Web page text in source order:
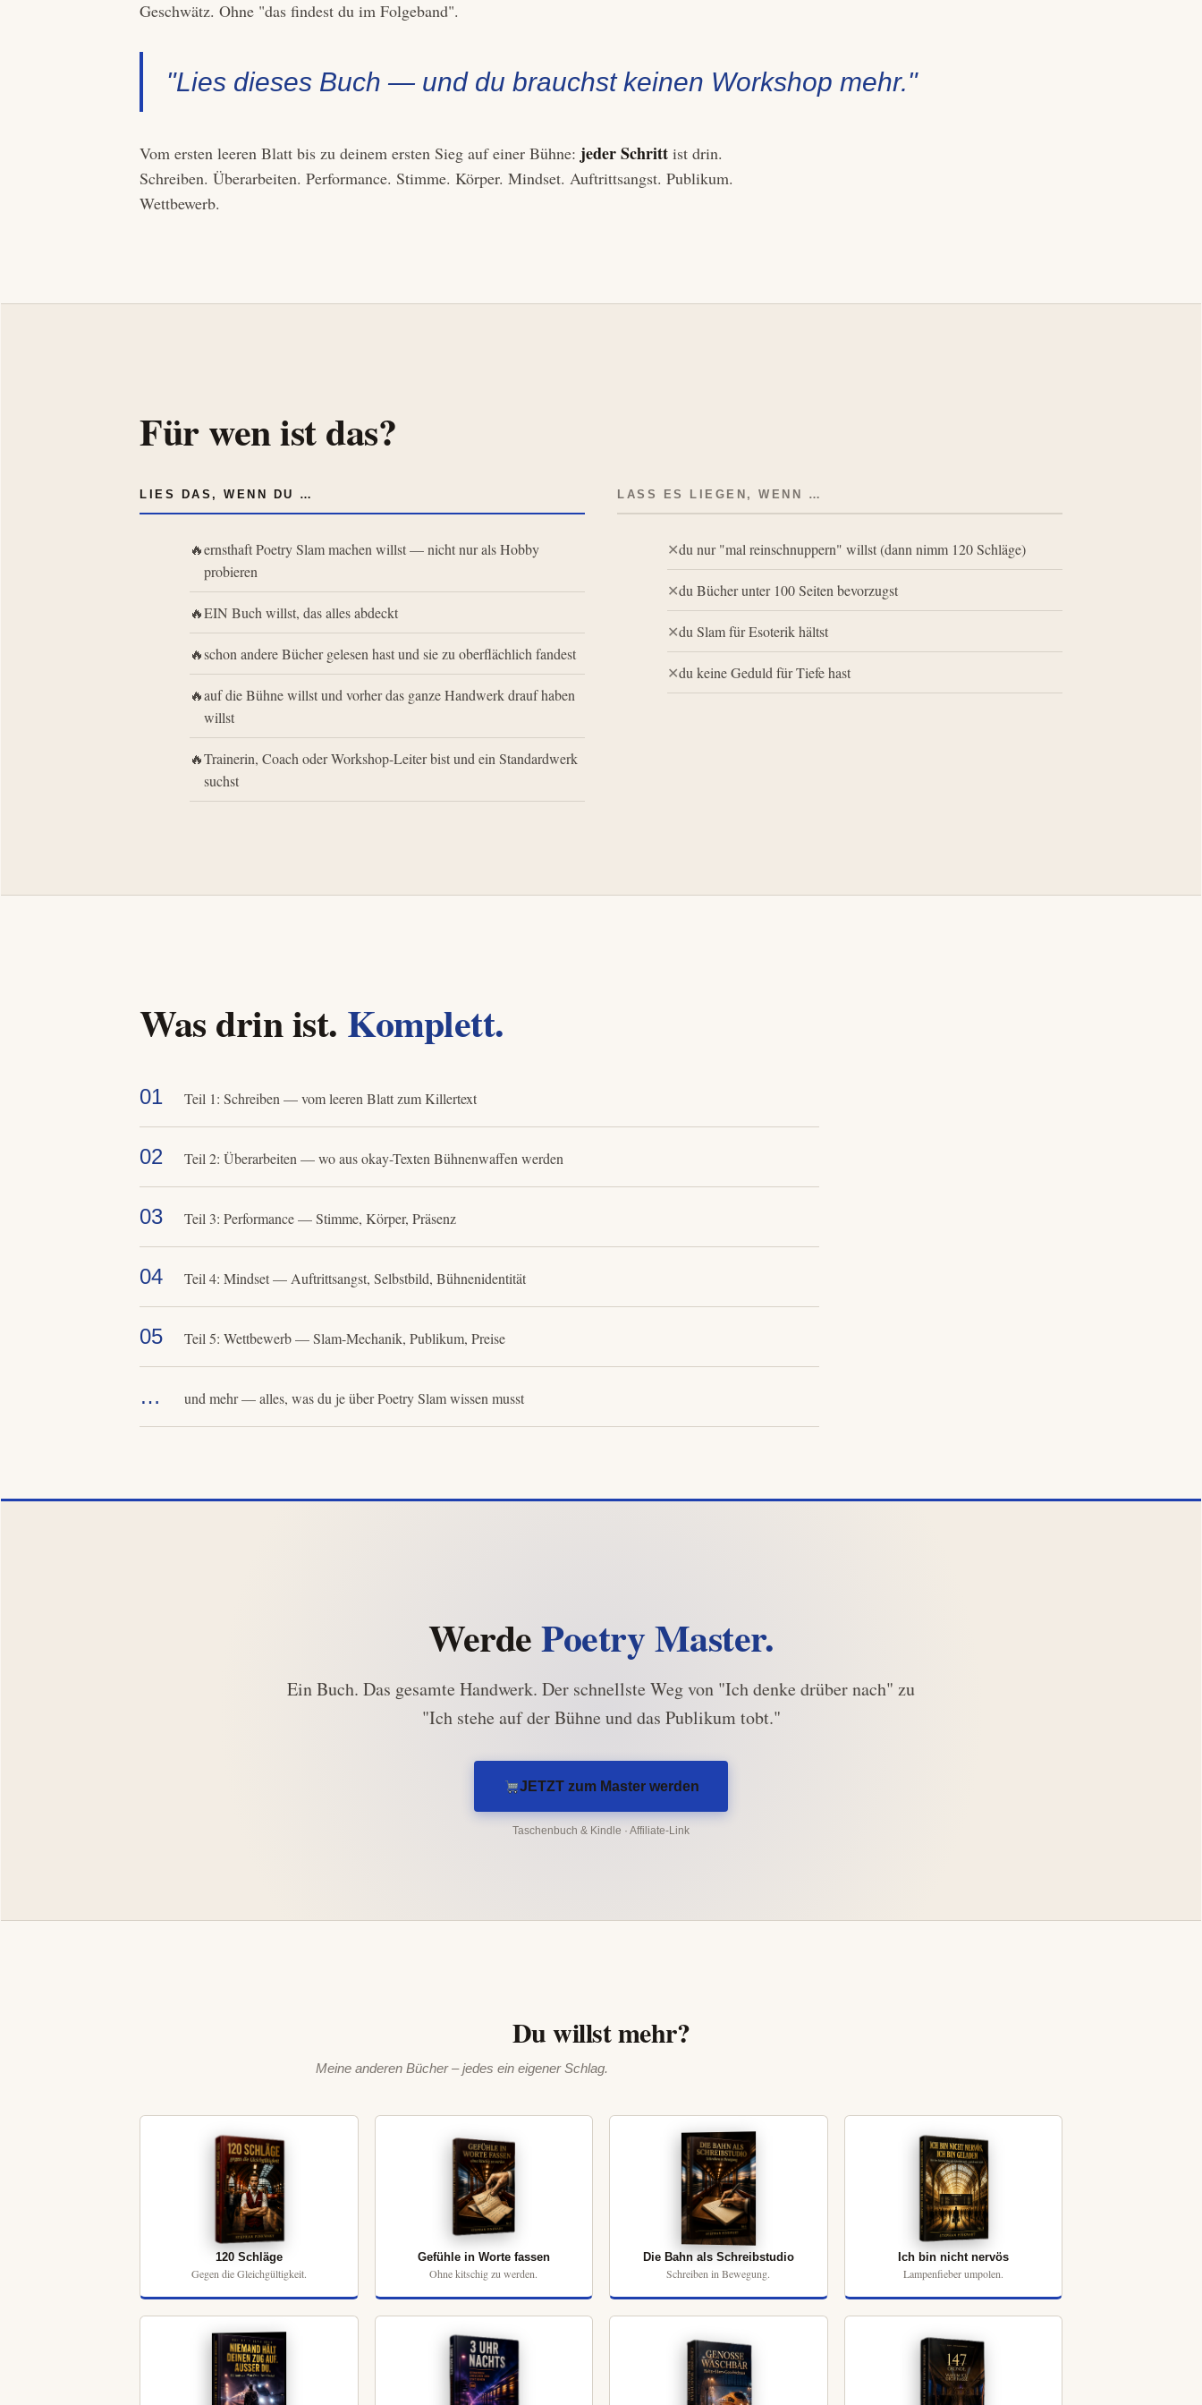
Geschwätz. Ohne "das findest du im Folgeband".
"Lies dieses Buch — und du brauchst keinen Workshop mehr."
Vom ersten leeren Blatt bis zu deinem ersten Sieg auf einer Bühne: jeder Schritt ist drin.
Schreiben. Überarbeiten. Performance. Stimme. Körper. Mindset. Auftrittsangst. Publikum.
Wettbewerb.
Für wen ist das?
LIES DAS, WENN DU …
ernsthaft Poetry Slam machen willst — nicht nur als Hobby
probieren
EIN Buch willst, das alles abdeckt
schon andere Bücher gelesen hast und sie zu oberflächlich fandest
auf die Bühne willst und vorher das ganze Handwerk drauf haben
willst
Trainerin, Coach oder Workshop-Leiter bist und ein Standardwerk
suchst
LASS ES LIEGEN, WENN …
du nur "mal reinschnuppern" willst (dann nimm 120 Schläge)
du Bücher unter 100 Seiten bevorzugst
du Slam für Esoterik hältst
du keine Geduld für Tiefe hast
Was drin ist. Komplett.
01 Teil 1: Schreiben — vom leeren Blatt zum Killertext
02 Teil 2: Überarbeiten — wo aus okay-Texten Bühnenwaffen werden
03 Teil 3: Performance — Stimme, Körper, Präsenz
04 Teil 4: Mindset — Auftrittsangst, Selbstbild, Bühnenidentität
05 Teil 5: Wettbewerb — Slam-Mechanik, Publikum, Preise
… und mehr — alles, was du je über Poetry Slam wissen musst
WerdePoetry Master.
Ein Buch. Das gesamte Handwerk. Der schnellste Weg von "Ich denke drüber nach" zu
"Ich stehe auf der Bühne und das Publikum tobt."
JETZT zum Master werden
Taschenbuch & Kindle · Affiliate-Link
Du willst mehr?
Meine anderen Bücher – jedes ein eigener Schlag.
120 Schläge
Gegen die Gleichgültigkeit.
Gefühle in Worte fassen
Ohne kitschig zu werden.
Die Bahn als Schreibstudio
Schreiben in Bewegung.
Ich bin nicht nervös
Lampenfieber umpolen.